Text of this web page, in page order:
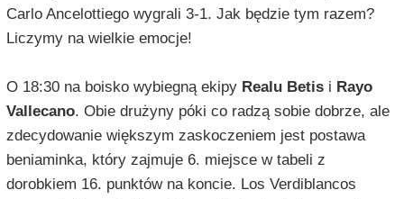
Carlo Ancelottiego wygrali 3-1. Jak będzie tym razem?
Liczymy na wielkie emocje!
O 18:30 na boisko wybiegną ekipyRealu Betisi Rayo
Vallecano. Obie drużyny póki co radzą sobie dobrze, ale
zdecydowanie większym zaskoczeniem jest postawa
beniaminka, który zajmuje 6. miejsce w tabeli z
dorobkiem 16. punktów na koncie. Los Verdiblancos